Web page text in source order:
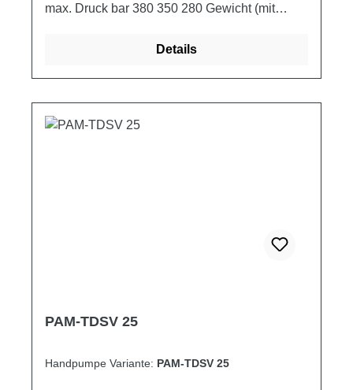
max. Druck bar 380 350 280 Gewicht (mit
Details
PAM-TDSV 25
Handpumpe Variante: PAM-TDSV 25